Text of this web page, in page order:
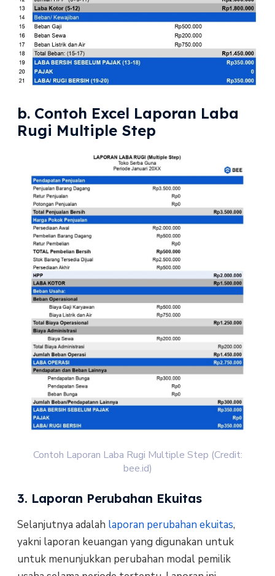
b. Contoh Excel Laporan Laba
Rugi Multiple Step
Contoh Laporan Laba Rugi Multiple Step (Credit:
bee.id)
3. Laporan Perubahan Ekuitas
Selanjutnya adalah laporan perubahan ekuitas,
yakni laporan keuangan yang digunakan untuk
untuk menunjukkan perubahan modal pemilik